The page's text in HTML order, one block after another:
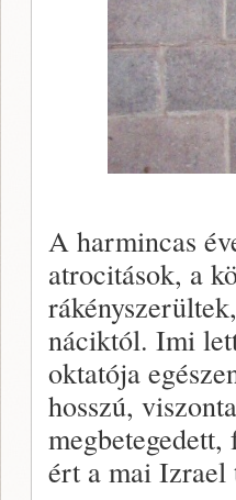
A harmincas
atrocitások, a
náciktól. Imi
oktatója
hosszú,
ért a mai Izrael